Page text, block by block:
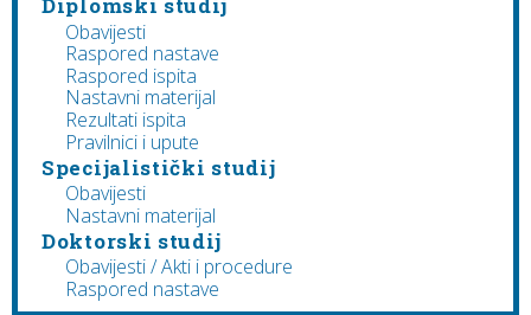
Obavijesti
Raspored nastave
Raspored ispita
Nastavni materijal
Rezultati ispita
Pravilnici i upute
Specijalistički studij
Obavijesti
Nastavni materijal
Doktorski studij
Obavijesti / Akti i procedure
Raspored nastave